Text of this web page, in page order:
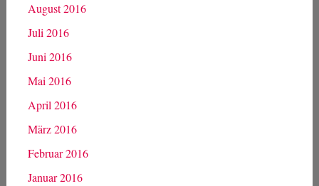
August 2016
Juli 2016
Juni 2016
Mai 2016
April 2016
März 2016
Februar 2016
Januar 2016